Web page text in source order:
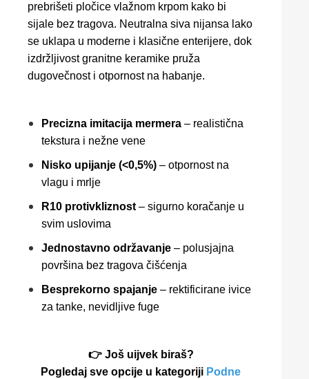
prebrišeti pločice vlažnom krpom kako bi
sijale bez tragova. Neutralna siva nijansa lako
se uklapa u moderne i klasične enterijere, dok
izdržljivost granitne keramike pruža
dugovečnost i otpornost na habanje.
Precizna imitacija mermera – realistična
tekstura i nežne vene
Nisko upijanje (<0,5%) – otpornost na
vlagu i mrlje
R10 protivkliznost – sigurno koračanje u
svim uslovima
Jednostavno održavanje – polusjajna
površina bez tragova čišćenja
Besprekorno spajanje – rektificirane ivice
za tanke, nevidljive fuge
👉 Još uijvek biraš?
Pogledaj sve opcije u kategoriji Podne